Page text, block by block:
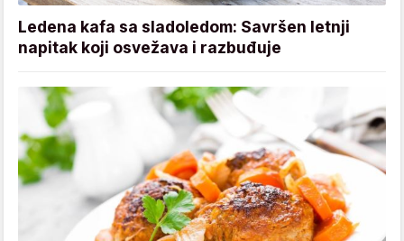
Ledena kafa sa sladoledom: Savršen letnji
napitak koji osvežava i razbuđuje